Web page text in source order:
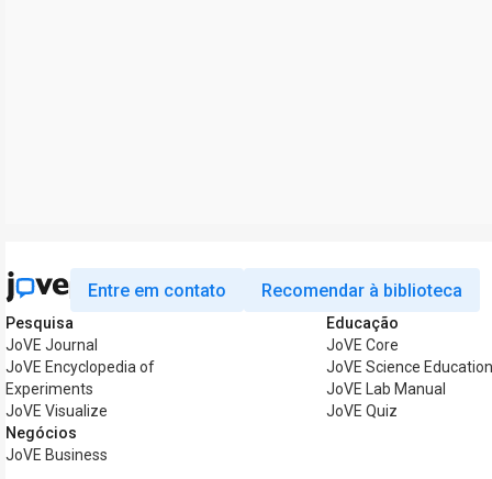
Entre em contato Recomendar à biblioteca
Pesquisa
JoVE Journal
JoVE Encyclopedia of
Experiments
JoVE Visualize
Negócios
JoVE Business
Educação
JoVE Core
JoVE Science
JoVE Lab Manual
JoVE Quiz